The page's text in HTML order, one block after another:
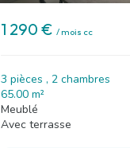
1 290 € / mois cc
3 pièces , 2 chambres
65.00 m²
Meublé
Avec terrasse